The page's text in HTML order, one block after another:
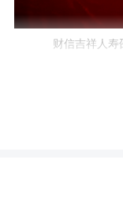
财信吉祥人寿
活动现